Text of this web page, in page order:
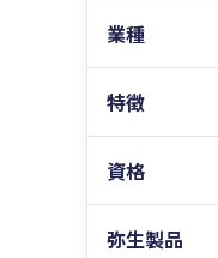
業種
特徴
資格
弥生製品